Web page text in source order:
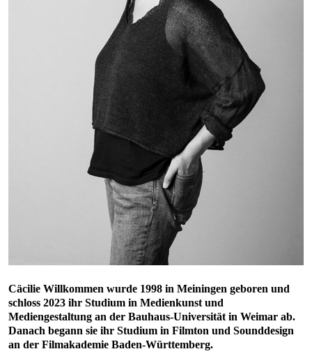
Cäcilie Willkommen wurde 1998 in Meiningen geboren und
schloss 2023 ihr Studium in Medienkunst und
Mediengestaltung an der Bauhaus-Universität in Weimar ab.
Danach begann sie ihr Studium in Filmton und Sounddesign
an der Filmakademie Baden-Württemberg.